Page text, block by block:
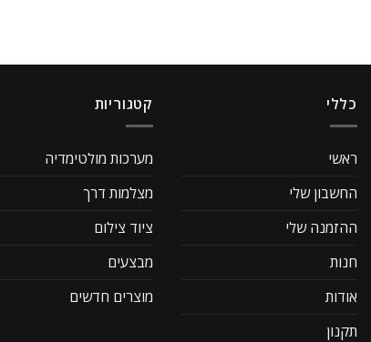
כללי
ראשי
החשבון שלי
ההזמנה שלי
חנות
אודות
תקנון
קטגוריות
מערכות מולטימדיה
מצלמות דרך
ציוד צילום
מבצעים
מוצרים חדשים